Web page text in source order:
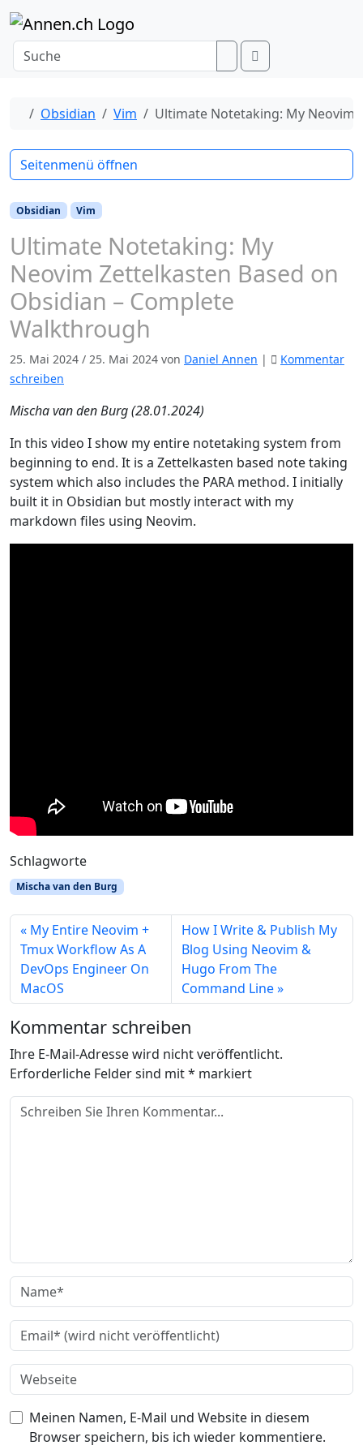
Weiter zum Inhalt
Search
StartObsidian Vim Ultimate Notetaking: My Neovim
Obsidian Vim
Ultimate Notetaking: My
Neovim Zettelkasten Based on
Obsidian – Complete
Walkthrough
25. Mai 2024 / 25. Mai 2024 von Daniel Annen |
Kommentar
schreiben
Mischa van den Burg (28.01.2024)
In this video I show my entire notetaking system from
beginning to end. It is a Zettelkasten based note taking
system which also includes the PARA method. I initially
built it in Obsidian but mostly interact with my
markdown files using Neovim.
Schlagworte
Mischa van den Burg
My Entire Neovim +
Tmux Workflow As A
DevOps Engineer On
MacOS
How I Write & Publish My
Blog Using Neovim &
Hugo From The
Command Line
Kommentar schreiben
Ihre E-Mail-Adresse wird nicht veröffentlicht.
Erforderliche Felder sind mit* markiert
Meinen Namen, E-Mail und Website in diesem
Browser speichern, bis ich wieder kommentiere.
Seitenmenü öffnen